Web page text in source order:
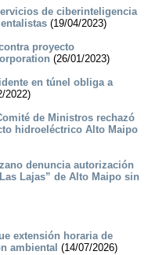
de ciberinteligencia
(19/04/2023)
proyecto
(26/01/2023)
en túnel obliga a
2022)
de Ministros rechazó
hidroeléctrico Alto Maipo
denuncia autorización
Lajas” de Alto Maipo sin
extensión horaria de
ambiental (14/07/2026)